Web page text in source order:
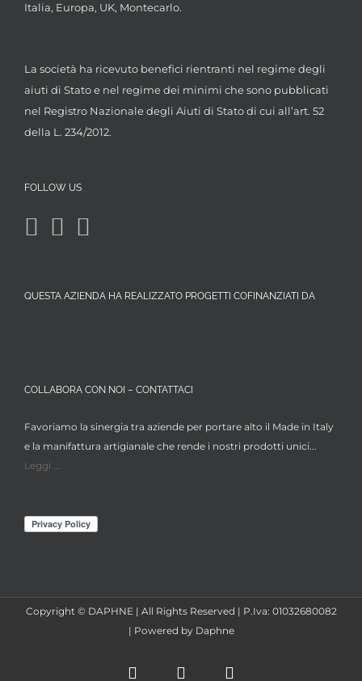
Italia, Europa, UK, Montecarlo.
La società ha ricevuto benefici rientranti nel regime degli
aiuti di Stato e nel regime dei minimi che sono pubblicati
nel Registro Nazionale degli Aiuti di Stato di cui all’art. 52
della L. 234/2012.
FOLLOW US
QUESTA AZIENDA HA REALIZZATO PROGETTI COFINANZIATI DA
COLLABORA CON NOI – CONTATTACI
Favoriamo la sinergia tra aziende per portare alto il Made in Italy
e la manifattura artigianale che rende i nostri prodotti unici...
Leggi ...
Copyright © DAPHNE | All Rights Reserved | P.Iva: 01032680082
| Powered by Daphne